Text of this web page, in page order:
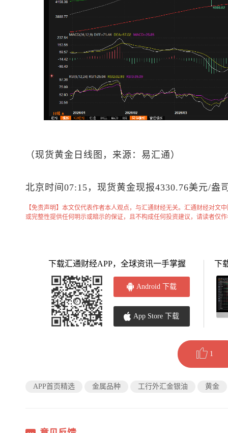
（现货黄金 日线图，来源：易汇通）
北京时间07:15， 现货黄金现报4330.76美元/盎
【免责声明】本文仅代表作者本人观点，与汇通财经无关。汇通财经对文
或完整性提供任何明示或暗示的保证，且不构成任何投资建议，请读者仅
下载汇通财经APP，全球资讯一手掌握
Android 下载
App Store 下载
下
1
APP首页精选 金属品种 工行外汇金银油 黄金